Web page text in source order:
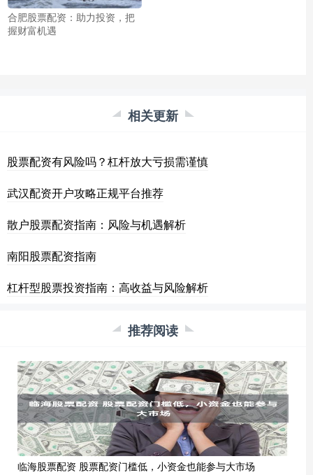
合肥股票配资：助力投资，把
握财富机遇
相关更新
股票配资有风险吗？杠杆放大亏损需谨慎
武汉配资开户攻略正规平台推荐
散户股票配资指南：风险与机遇解析
南阳股票配资指南
杠杆型股票投资指南：高收益与风险解析
推荐阅读
临海股票配资 股票配资门槛低，小资金也能参与大市场